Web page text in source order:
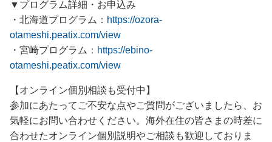
▼プログラム詳細・お申込み
・北海道プログラム： https://ozora-
otameshi.peatix.com/view
・宮崎プログラム： https://ebino-
otameshi.peatix.com/view
【オンライン個別相談も受付中】
参加にあたってご不安な点やご質問がございましたら、お
気軽にお問い合わせください。海外在住の皆さまの時差に
合わせたオンライン個別説明やご相談も歓迎しておりま